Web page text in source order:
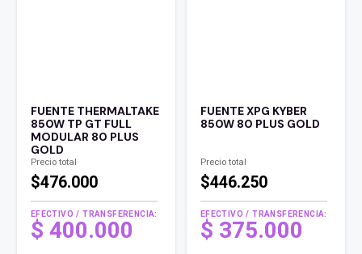
FUENTE THERMALTAKE
850W TP GT FULL
MODULAR 80 PLUS
GOLD
Precio total
$476.000
EFECTIVO / TRANSFERENCIA:
$400.000
FUENTE XPG KYBER
850W 80 PLUS GOLD
Precio total
$446.250
EFECTIVO / TRANSFERENCIA:
$ 375.000